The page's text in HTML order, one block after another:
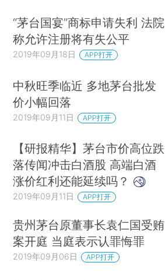
“茅台国宴”商标申请失利 法院
称允许注册将有失公平
2019年09月18日 APP打开
中秋旺季临近 多地茅台批发
价小幅回落
2019年09月11日 APP打开
【研报精华】茅台市价高位跌
落传闻冲击白酒股 高端白酒
涨价红利还能延续吗？
2019年09月11日 APP打开
贵州茅台原董事长袁仁国受贿
案开庭 当庭表示认罪悔罪
2019年09月06日 APP打开